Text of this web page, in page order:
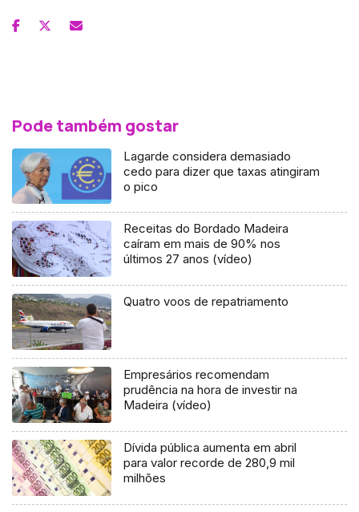
Pode também gostar
Lagarde considera demasiado
cedo para dizer que taxas atingiram
o pico
Receitas do Bordado Madeira
caíram em mais de 90% nos
últimos 27 anos (vídeo)
Quatro voos de repatriamento
Empresários recomendam
prudência na hora de investir na
Madeira (vídeo)
Dívida pública aumenta em abril
para valor recorde de 280,9 mil
milhões